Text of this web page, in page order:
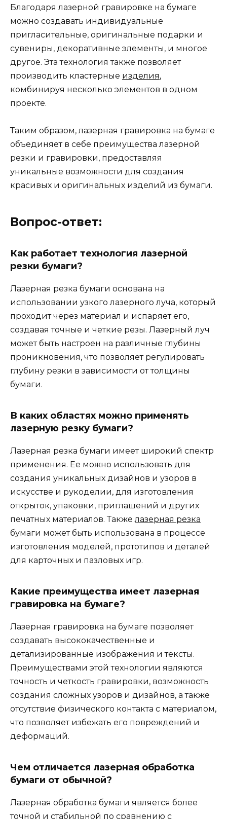
Благодаря лазерной гравировке на бумаге
можно создавать индивидуальные
пригласительные, оригинальные подарки и
сувениры, декоративные элементы, и многое
другое. Эта технология также позволяет
производить кластерные изделия,
комбинируя несколько элементов в одном
проекте.
Таким образом, лазерная гравировка на бумаге
объединяет в себе преимущества лазерной
резки и гравировки, предоставляя
уникальные возможности для создания
красивых и оригинальных изделий из бумаги.
Вопрос-ответ:
Как работает технология лазерной
резки бумаги?
Лазерная резка бумаги основана на
использовании узкого лазерного луча, который
проходит через материал и испаряет его,
создавая точные и четкие резы. Лазерный луч
может быть настроен на различные глубины
проникновения, что позволяет регулировать
глубину резки в зависимости от толщины
бумаги.
В каких областях можно применять
лазерную резку бумаги?
Лазерная резка бумаги имеет широкий спектр
применения. Ее можно использовать для
создания уникальных дизайнов и узоров в
искусстве и рукоделии, для изготовления
открыток, упаковки, приглашений и других
печатных материалов. Такжелазерная резка
бумаги может быть использована в процессе
изготовления моделей, прототипов и деталей
для карточных и пазловых игр.
Какие преимущества имеет лазерная
гравировка на бумаге?
Лазерная гравировка на бумаге позволяет
создавать высококачественные и
детализированные изображения и тексты.
Преимуществами этой технологии являются
точность и четкость гравировки, возможность
создания сложных узоров и дизайнов, а также
отсутствие физического контакта с материалом,
что позволяет избежать его повреждений и
деформаций.
Чем отличается лазерная обработка
бумаги от обычной?
Лазерная обработка бумаги является более
точной и стабильной по сравнению с